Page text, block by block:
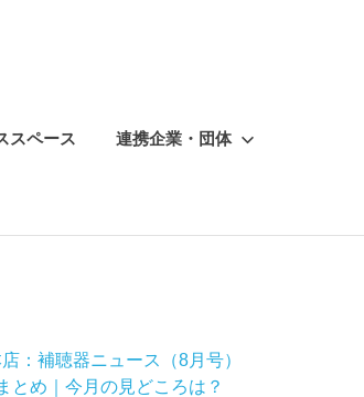
スペース 連携企業・団体
：補聴器ニュース（8月号）
とめ｜今月の見どころは？